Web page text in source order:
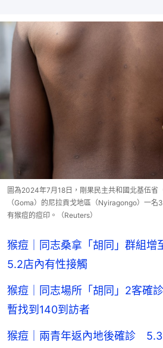
圖為2024年7月18日，剛果民主共和國北基伍省
（Goma）的尼拉貢戈地區（Nyiragongo）一
有猴痘的痘印。（Reuters）
猴痘｜同志桑拿「胡同」群組
5.2店內有性接觸
猴痘｜同志場所「胡同」2客確
暫找到140到訪者
猴痘｜兩青年返內地後確診 5.3